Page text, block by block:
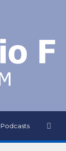
Podcasts